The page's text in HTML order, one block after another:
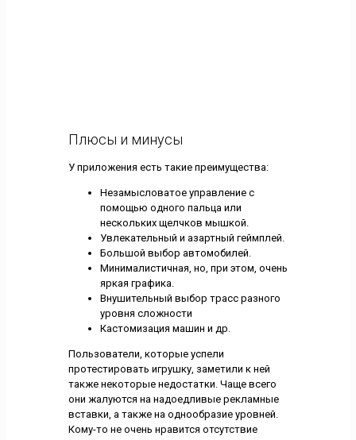
Плюсы и минусы
У приложения есть такие преимущества:
Незамысловатое управление с
помощью одного пальца или
нескольких щелчков мышкой.
Увлекательный и азартный геймплей.
Большой выбор автомобилей.
Минималистичная, но, при этом, очень
яркая графика.
Внушительный выбор трасс разного
уровня сложности
Кастомизация машин и др.
Пользователи, которые успели
протестировать игрушку, заметили к ней
также некоторые недостатки. Чаще всего
они жалуются на надоедливые рекламные
вставки, а также на однообразие уровней.
Кому-то не очень нравится отсутствие